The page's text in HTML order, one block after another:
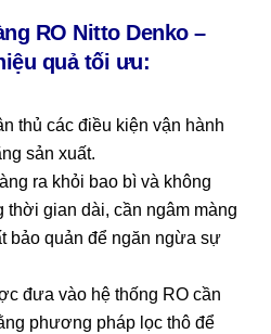
RO Nitto Denko –
quả tối ưu:
thủ các điều kiện vận hành
sản xuất.
ra khỏi bao bì và không
gian dài, cần ngâm màng
bảo quản để ngăn ngừa sự
đưa vào hệ thống RO cần
phương pháp lọc thô để